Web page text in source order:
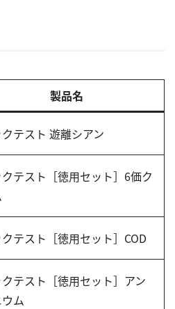
製品名
テスト 遊離シアン
テスト［徳用セット］6価ク
テスト［徳用セット］COD
テスト［徳用セット］アン
ム